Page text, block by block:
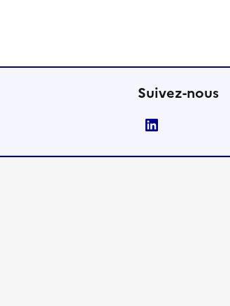
Suivez-nous